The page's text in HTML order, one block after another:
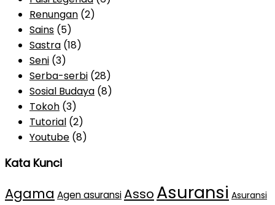
Renungan (2)
Sains (5)
Sastra (18)
Seni (3)
Serba-serbi (28)
Sosial Budaya (8)
Tokoh (3)
Tutorial (2)
Youtube (8)
Kata Kunci
Agama Agen asuransiAsso Asuransi Asuransi